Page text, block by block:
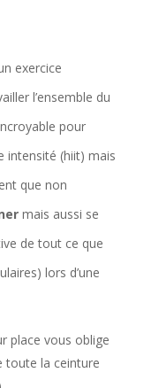
exercice
l’ensemble du
pour
intensité (hiit) mais
que non
mais aussi se
de tout ce que
lors d’une
place vous oblige
toute la ceinture